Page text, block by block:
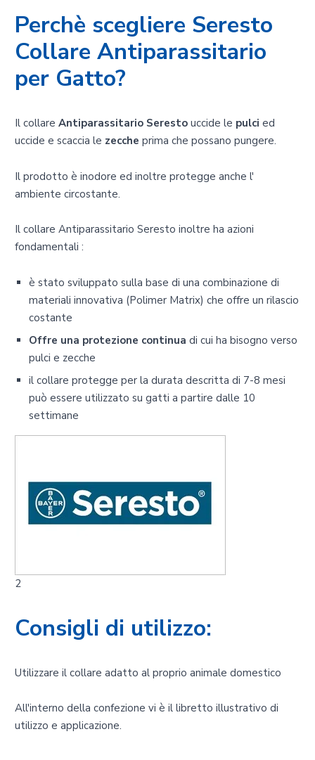
Perchè scegliere Seresto
Collare Antiparassitario
per Gatto?
Il collare Antiparassitario Seresto uccide le pulci ed
uccide e scaccia le zecche prima che possano pungere.
Il prodotto è inodore ed inoltre protegge anche l'
ambiente circostante.
Il collare Antiparassitario Seresto inoltre ha azioni
fondamentali :
è stato sviluppato sulla base di una combinazione di
materiali innovativa (Polimer Matrix) che offre un rilascio
costante
Offre una protezione continua di cui ha bisogno verso
pulci e zecche
il collare protegge per la durata descritta di 7-8 mesi
può essere utilizzato su gatti a partire dalle 10
settimane
2
Consigli di utilizzo:
Utilizzare il collare adatto al proprio animale domestico
All'interno della confezione vi è il libretto illustrativo di
utilizzo e applicazione.